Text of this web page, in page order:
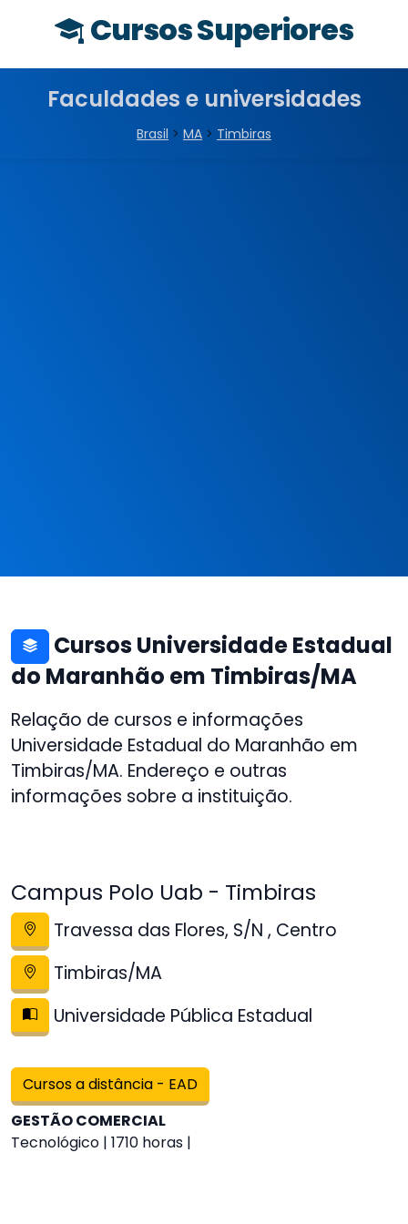
Cursos Superiores
Faculdades e universidades
Brasil > MA > Timbiras
Cursos Universidade Estadual
do Maranhão em Timbiras/MA
Relação de cursos e informações
Universidade Estadual do Maranhão em
Timbiras/MA. Endereço e outras
informações sobre a instituição.
Campus Polo Uab - Timbiras
Travessa das Flores, S/N , Centro
Timbiras/MA
Universidade Pública Estadual
Cursos a distância - EAD
GESTÃO COMERCIAL
Tecnológico | 1710 horas |